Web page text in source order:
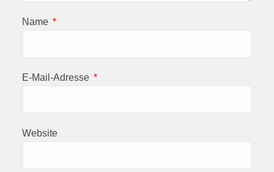
Name *
E-Mail-Adresse *
Website